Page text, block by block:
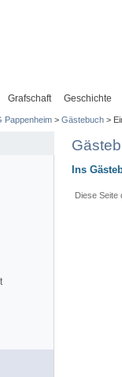
Grafschaft Geschichte
Pappenheim> Gästebuch>
Ins
Diese Seite